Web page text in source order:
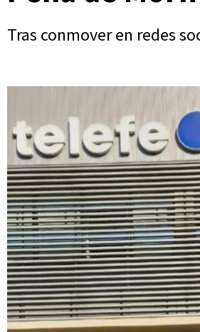
Tras conmover en redes